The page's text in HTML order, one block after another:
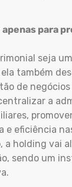
para
seja
também
de
a
e eficiência
holding vai
sendo um